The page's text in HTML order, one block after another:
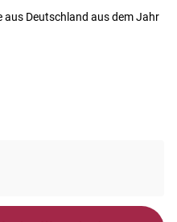
aus Deutschland aus dem Jahr